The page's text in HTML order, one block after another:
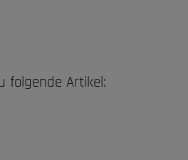
folgende Artikel: